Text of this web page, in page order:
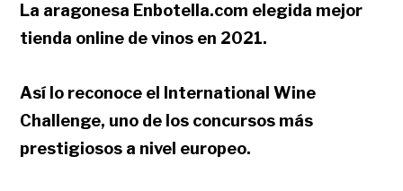
La aragonesa Enbotella.com elegida mejor
tienda online de vinos en 2021.
Así lo reconoce el International Wine
Challenge, uno de los concursos más
prestigiosos a nivel europeo.